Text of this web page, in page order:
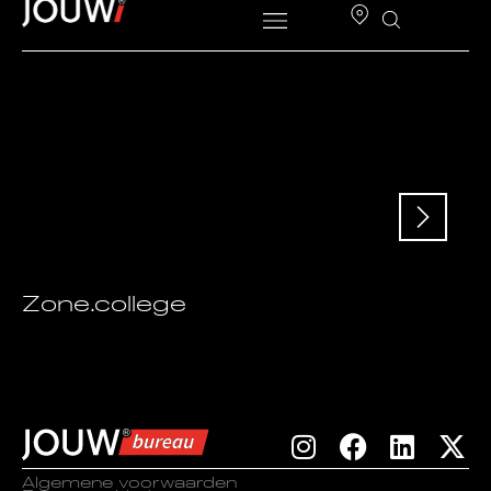
Zone.college
Algemene voorwaarden